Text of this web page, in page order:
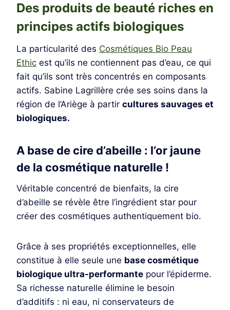
Des produits de beauté riches en
principes actifs biologiques
La particularité des Cosmétiques Bio Peau
Ethic est qu’ils ne contiennent pas d’eau, ce qui
fait qu’ils sont très concentrés en composants
actifs. Sabine Lagrillère crée ses soins dans la
région de l’Ariège à partir cultures sauvages et
biologiques.
A base de cire d’abeille : l’or jaune
de la cosmétique naturelle !
Véritable concentré de bienfaits, la cire
d’abeille se révèle être l’ingrédient star pour
créer des cosmétiques authentiquement bio.
Grâce à ses propriétés exceptionnelles, elle
constitue à elle seule une base cosmétique
biologique ultra-performante pour l’épiderme.
Sa richesse naturelle élimine le besoin
d’additifs : ni eau, ni conservateurs de